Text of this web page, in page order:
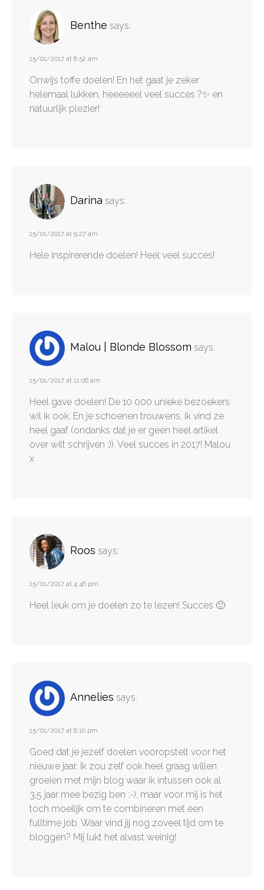
Benthe says:
15/01/2017 at 8:52 am
Onwijs toffe doelen! En het gaat je zeker
helemaal lukken, heeeeeel veel succes ?✨ en
natuurlijk plezier!
Darina says:
15/01/2017 at 9:27 am
Hele inspirerende doelen! Heel veel succes!
Malou | Blonde Blossom says:
15/01/2017 at 11:06 am
Heel gave doelen! De 10 000 unieke bezoekers
wil ik ook. En je schoenen trouwens, ik vind ze
heel gaaf (ondanks dat je er geen heel artikel
over wilt schrijven ;)). Veel succes in 2017! Malou
x
Roos says:
15/01/2017 at 4:46 pm
Heel leuk om je doelen zo te lezen! Succes 🙂
Annelies says:
15/01/2017 at 8:10 pm
Goed dat je jezelf doelen vooropstelt voor het
nieuwe jaar. Ik zou zelf ook heel graag willen
groeien met mijn blog waar ik intussen ook al
3,5 jaar mee bezig ben :-), maar voor mij is het
toch moeilijk om te combineren met een
fulltime job. Waar vind jij nog zoveel tijd om te
bloggen? Mij lukt het alvast weinig!